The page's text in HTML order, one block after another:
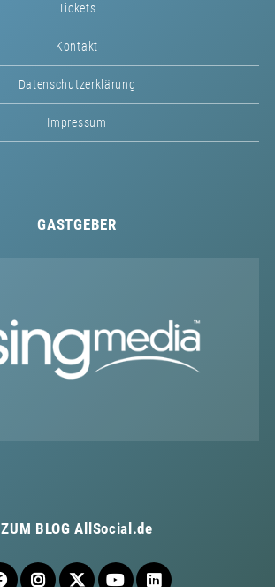
Tickets
Kontakt
Datenschutzerklärung
Impressum
GASTGEBER
ZUM BLOGAllSocial.de